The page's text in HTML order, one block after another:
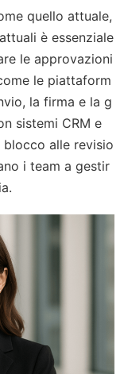
quello attuale,
è essenziale
le approvazioni
le piattaform
la firma e la g
sistemi CRM e
alle revisio
i team a gestir